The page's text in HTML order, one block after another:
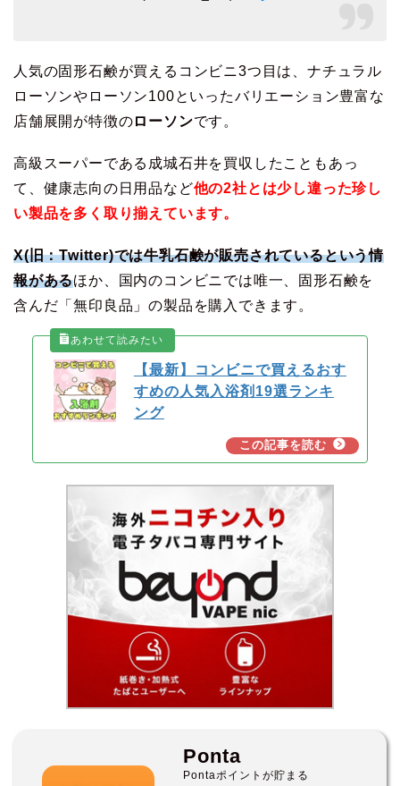
人気の固形石鹸が買えるコンビニ3つ目は、ナチュラル
ローソンやローソン100といったバリエーション豊富な
店舗展開が特徴のローソンです。
高級スーパーである成城石井を買収したこともあっ
て、健康志向の日用品など他の2社とは少し違った珍し
い製品を多く取り揃えています。
X(旧：Twitter)では牛乳石鹸が販売されているという情
報があるほか、国内のコンビニでは唯一、固形石鹸を
含んだ「無印良品」の製品を購入できます。
【最新】コンビニで買えるおす
すめの人気入浴剤19選ランキ
ング
Ponta
Pontaポイントが貯まる